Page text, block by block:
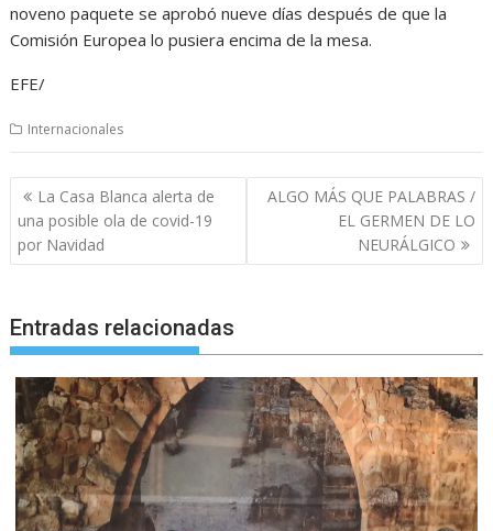
noveno paquete se aprobó nueve días después de que la
Comisión Europea lo pusiera encima de la mesa.
EFE/
Internacionales
Navegación
de
entradas
La Casa Blanca alerta de
una posible ola de covid-19
por Navidad
ALGO MÁS QUE PALABRAS /
EL GERMEN DE LO
NEURÁLGICO
Entradas relacionadas